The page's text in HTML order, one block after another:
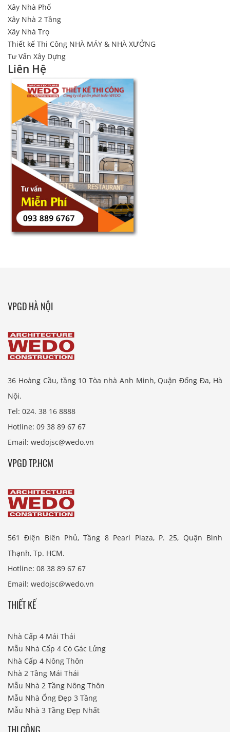
Xây Nhà Phố
Xây Nhà 2 Tầng
Xây Nhà Trọ
Thiết kế Thi Công NHÀ MÁY & NHÀ XƯỞNG
Tư Vấn Xây Dựng
Liên Hệ
VPGD HÀ NỘI
36 Hoàng Cầu, tầng 10 Tòa nhà Anh Minh, Quận Đống Đa, Hà
Nội.
Tel: 024. 38 16 8888
Hotline: 09 38 89 67 67
Email: wedojsc@wedo.vn
VPGD TP.HCM
561 Điện Biên Phủ, Tầng 8 Pearl Plaza, P. 25, Quận Bình
Thạnh, Tp. HCM.
Hotline: 08 38 89 67 67
Email: wedojsc@wedo.vn
THIẾT KẾ
Nhà Cấp 4 Mái Thái
Mẫu Nhà Cấp 4 Có Gác Lửng
Nhà Cấp 4 Nông Thôn
Nhà 2 Tầng Mái Thái
Mẫu Nhà 2 Tầng Nông Thôn
Mẫu Nhà Ống Đẹp 3 Tầng
Mẫu Nhà 3 Tầng Đẹp Nhất